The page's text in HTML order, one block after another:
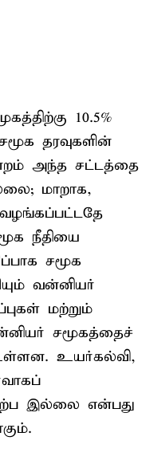
10.5%
தரவுகளின்
அந்த சட்டத்தை
மாறாக,
நீதியை
சமூக
வன்னியர்
மற்றும்
சமூகத்தைச்
உயர்கல்வி,
இல்லை என்பது